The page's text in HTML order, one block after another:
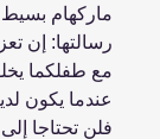
ماركهام
رسالتها: إن
مع طفلكما
عندما يكون
فلن تحتاجا إلى